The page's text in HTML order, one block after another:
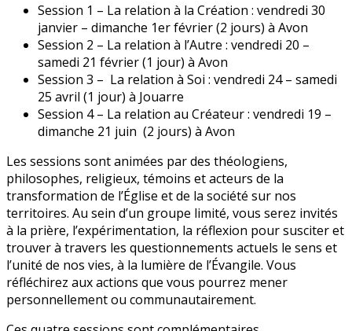
Session 1 – La relation à la Création : vendredi 30
janvier – dimanche 1er février (2 jours) à Avon
Session 2 – La relation à l’Autre : vendredi 20 –
samedi 21 février (1 jour) à Avon
Session 3 – La relation à Soi : vendredi 24 – samedi
25 avril (1 jour) à Jouarre
Session 4 – La relation au Créateur : vendredi 19 –
dimanche 21 juin (2 jours) à Avon
Les sessions sont animées par des théologiens,
philosophes, religieux, témoins et acteurs de la
transformation de l’Église et de la société sur nos
territoires. Au sein d’un groupe limité, vous serez invités
à la prière, l’expérimentation, la réflexion pour susciter et
trouver à travers les questionnements actuels le sens et
l’unité de nos vies, à la lumière de l’Évangile. Vous
réfléchirez aux actions que vous pourrez mener
personnellement ou communautairement.